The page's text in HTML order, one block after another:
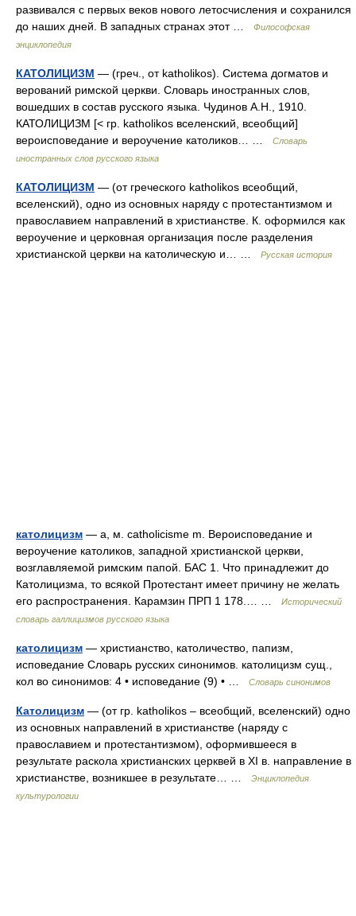
развивался с первых веков нового летосчисления и сохранился
до наших дней. В западных странах этот …
Философская
энциклопедия
КАТОЛИЦИЗМ — (греч., от katholikos). Система догматов и
верований римской церкви. Словарь иностранных слов,
вошедших в состав русского языка. Чудинов А.Н., 1910.
КАТОЛИЦИЗМ [< гр. katholikos вселенский, всеобщий]
вероисповедание и вероучение католиков… …
Словарь
иностранных слов русского языка
КАТОЛИЦИЗМ — (от греческого katholikos всеобщий,
вселенский), одно из основных наряду с протестантизмом и
православием направлений в христианстве. К. оформился как
вероучение и церковная организация после разделения
христианской церкви на католическую и… …
Русская история
католицизм — а, м. catholicisme m. Вероисповедание и
вероучение католиков, западной христианской церкви,
возглавляемой римским папой. БАС 1. Что принадлежит до
Католицизма, то всякой Протестант имеет причину не желать
его распространения. Карамзин ПРП 1 178.… …
Исторический
словарь галлицизмов русского языка
католицизм — христианство, католичество, папизм,
исповедание Словарь русских синонимов. католицизм сущ.,
кол во синонимов: 4 • исповедание (9) • …
Словарь синонимов
Католицизм — (от гр. katholikos – всеобщий, вселенский) одно
из основных направлений в христианстве (наряду с
православием и протестантизмом), оформившееся в
результате раскола христианских церквей в XI в. направление в
христианстве, возникшее в результате… …
Энциклопедия
культурологии